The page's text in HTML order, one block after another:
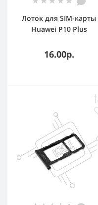
Лоток для SIM-карты
Huawei P10 Plus
16.00р.